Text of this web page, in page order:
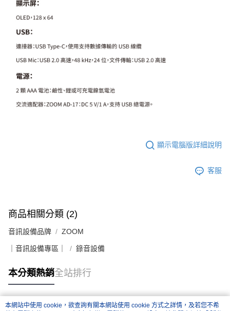
顯示電腦版詳細說明
客服
商品相關分類 (2)
音訊設備品牌 ZOOM
｜音訊設備專區｜ 錄音設備
本分類熱銷全站排行
本網站中使用 cookie，欲查詢有關本網站使用 cookie 方式之詳情，及若您不希